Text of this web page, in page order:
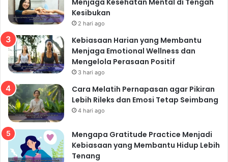
Menjaga Kesehatan Mental di Tengah
Kesibukan
2 hari ago
Kebiasaan Harian yang Membantu
Menjaga Emotional Wellness dan
Mengelola Perasaan Positif
3 hari ago
Cara Melatih Pernapasan agar Pikiran
Lebih Rileks dan Emosi Tetap Seimbang
4 hari ago
Mengapa Gratitude Practice Menjadi
Kebiasaan yang Membantu Hidup Lebih
Tenang